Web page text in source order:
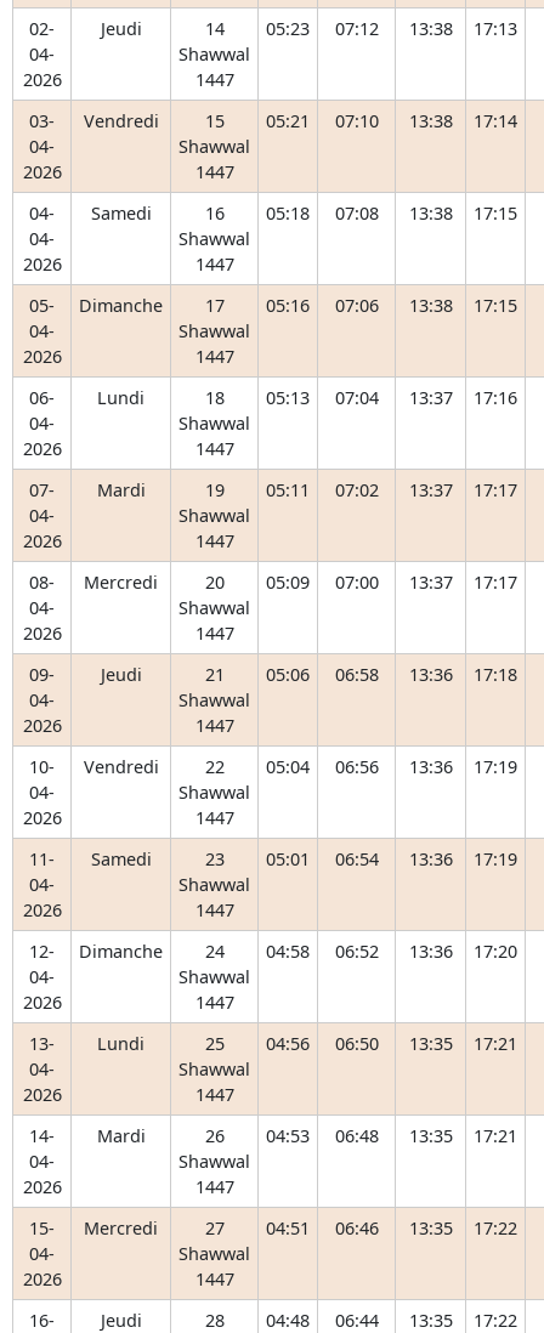
02-
04-
2026
Jeudi
14
Shawwal
1447
05:23 07:12 13:38 17:13
03-
04-
2026
Vendredi
15
Shawwal
1447
05:21 07:10 13:38 17:14
04-
04-
2026
Samedi
16
Shawwal
1447
05:18 07:08 13:38 17:15
05-
04-
2026
Dimanche
17
Shawwal
1447
05:16 07:06 13:38 17:15
06-
04-
2026
Lundi
18
Shawwal
1447
05:13 07:04 13:37 17:16
07-
04-
2026
Mardi
19
Shawwal
1447
05:11 07:02 13:37 17:17
08-
04-
2026
Mercredi
20
Shawwal
1447
05:09 07:00 13:37 17:17
09-
04-
2026
Jeudi
21
Shawwal
1447
05:06 06:58 13:36 17:18
10-
04-
2026
Vendredi
22
Shawwal
1447
05:04 06:56 13:36 17:19
11-
04-
2026
Samedi
23
Shawwal
1447
05:01 06:54 13:36 17:19
12-
04-
2026
Dimanche
24
Shawwal
1447
04:58 06:52 13:36 17:20
13-
04-
2026
Lundi
25
Shawwal
1447
04:56 06:50 13:35 17:21
14-
04-
2026
Mardi
26
Shawwal
1447
04:53 06:48 13:35 17:21
15-
04-
2026
Mercredi
27
Shawwal
1447
04:51 06:46 13:35 17:22
16-
Jeudi
28
04:48 06:44 13:35 17:22